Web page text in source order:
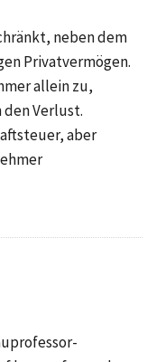
neben dem
Privatvermögen.
allein zu,
Verlust.
aber